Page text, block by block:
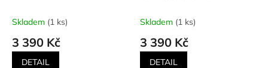
citron) 1077 g
Skladem (1 ks)
3 390 Kč
DETAIL
Skladem (1 ks)
3 390 Kč
DETAIL